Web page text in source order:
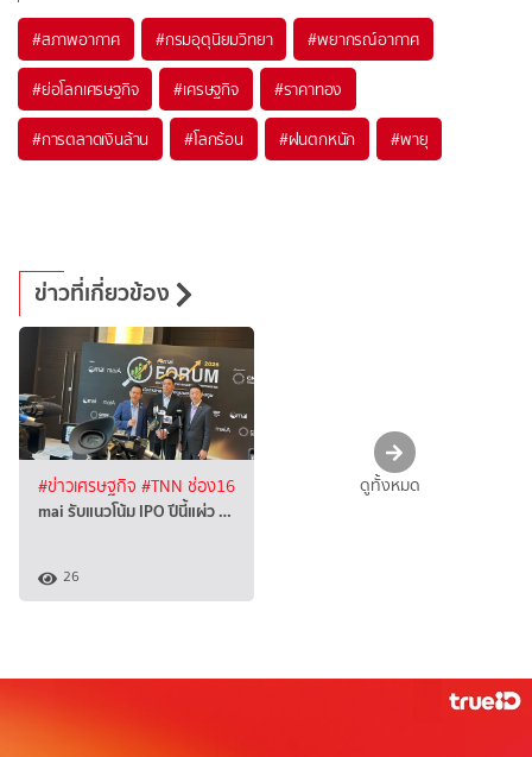
#สภาพอากาศ #กรมอุตุนิยมวิทยา #พยากรณ์อากาศ
#ย่อโลกเศรษฐกิจ #เศรษฐกิจ #ราคาทอง
#การตลาดเงินล้าน #โลกร้อน #ฝนตกหนัก #พายุ
ข่าวที่เกี่ยวข้อง
#ข่าวเศรษฐกิจ #TNN ช่อง16
mai รับแนวโน้ม IPO ปีนี้แผ่ว …
26
ดูทั้งหมด